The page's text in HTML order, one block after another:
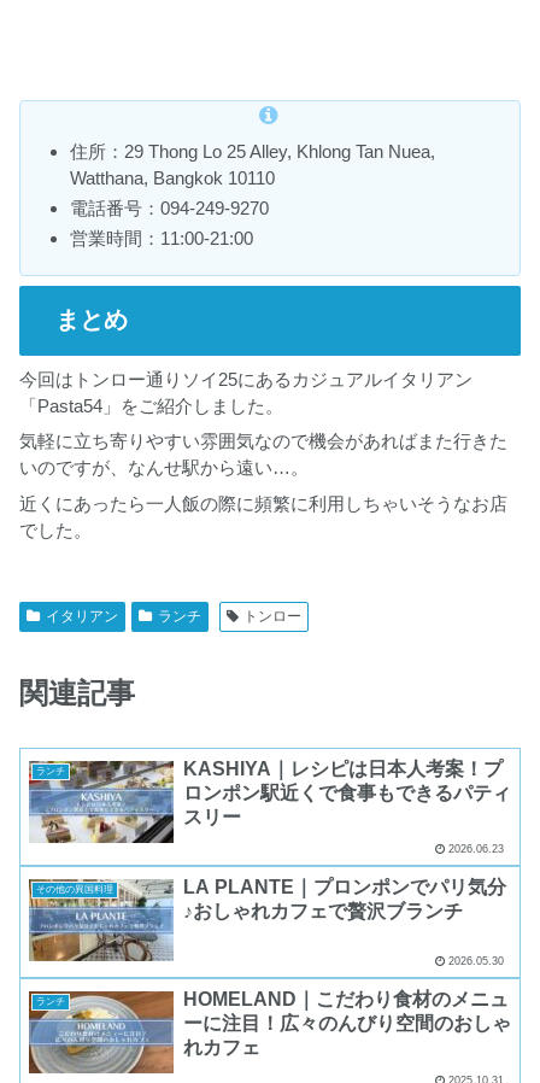
住所：29 Thong Lo 25 Alley, Khlong Tan Nuea,
Watthana, Bangkok 10110
電話番号：094-249-9270
営業時間：11:00-21:00
まとめ
今回はトンロー通りソイ25にあるカジュアルイタリアン
「Pasta54」をご紹介しました。
気軽に立ち寄りやすい雰囲気なので機会があればまた行きた
いのですが、なんせ駅から遠い…。
近くにあったら一人飯の際に頻繁に利用しちゃいそうなお店
でした。
イタリアン ランチ トンロー
関連記事
ランチ
KASHIYA｜レシピは日本人考案！プ
ロンポン駅近くで食事もできるパティ
スリー
2026.06.23
その他の異国料理
LA PLANTE｜プロンポンでパリ気分
♪おしゃれカフェで贅沢ブランチ
2026.05.30
ランチ
HOMELAND｜こだわり食材のメニュ
ーに注目！広々のんびり空間のおしゃ
れカフェ
2025.10.31